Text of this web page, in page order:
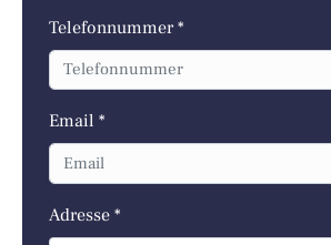
Telefonnummer *
Email *
Adresse *